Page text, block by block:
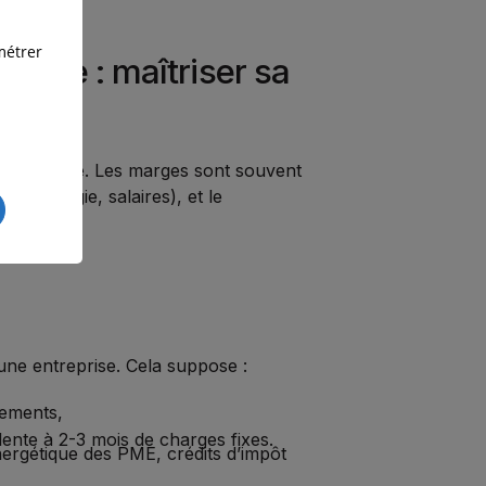
: maîtriser sa
la guerre. Les marges sont souvent
énergie, salaires), et le
entreprise. Cela suppose :
à 2-3 mois de charges fixes.
des PME, crédits d’impôt